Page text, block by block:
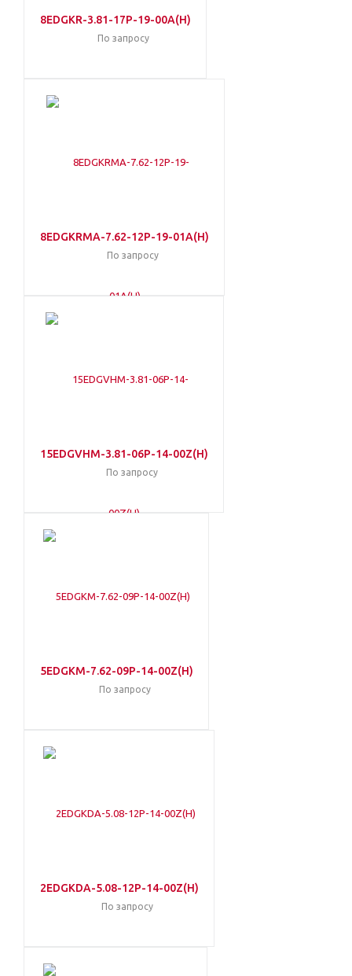
8EDGKR-3.81-17P-19-00A(H)
По запросу
8EDGKRMA-7.62-12P-19-01A(H)
По запросу
15EDGVHM-3.81-06P-14-00Z(H)
По запросу
5EDGKM-7.62-09P-14-00Z(H)
По запросу
2EDGKDA-5.08-12P-14-00Z(H)
По запросу